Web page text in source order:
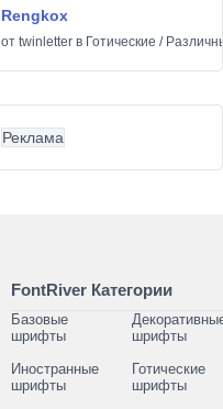
Rengkox
от twinletter в Готические /
Реклама
FontRiver Категории
Базовые
шрифты
шрифты
Иностранные
шрифты
Готические
шрифты